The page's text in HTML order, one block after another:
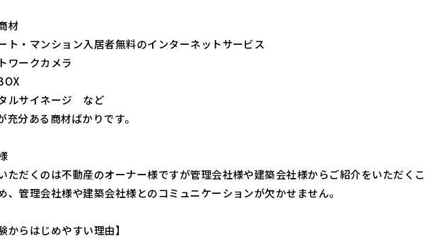
材
ト・マンション入居者無料のインターネットサービス
ワークカメラ
ルサイネージ など
充分ある商材ばかりです。
ただくのは不動産のオーナー様ですが管理会社様や建築会社様からご紹介をいただくこ
、管理会社様や建築会社様とのコミュニケーションが欠かせません。
からはじめやすい理由】